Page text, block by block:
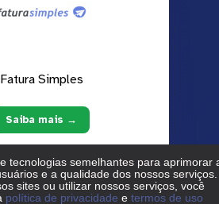
Fatura Simples
Saiba mais →